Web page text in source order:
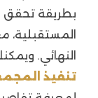
بطريقة تحقق
المستقبلية،
النهائي.
تنفيذ